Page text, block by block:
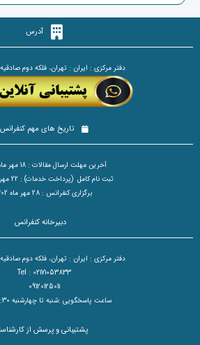
آدرس
دفتر مرکزی : ایران : تهران، فلکه دوم
تاریخ های مهم کنفرانس
آخرین مهلت ارسال مقالات : 18 مهر ماه 1402
ثبت نام کامل (پرداخت خدمات) : 22 مهر ماه 1402
برگزاری کنفرانس : 28 مهر ماه 1402
دبیرخانه کنفرانس
دفتر مرکزی : ایران : تهران، فلکه دوم
Tel : 02171053833
09120125011
ساعت پاسخگویی :شنبه تا چهارشنبه 8:30 الی 15
پشتیبانی و پرسش از